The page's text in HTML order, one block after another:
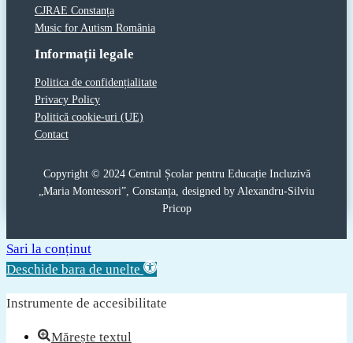
CJRAE Constanța
Music for Autism România
Informații legale
Politica de confidențialitate
Privacy Policy
Politică cookie-uri (UE)
Contact
Copyright © 2024 Centrul Școlar pentru Educație Incluzivă
„Maria Montessori”, Constanța, designed by Alexandru-Silviu
Pricop
Sari la conținut
Deschide bara de unelte
Instrumente de accesibilitate
Mărește textul